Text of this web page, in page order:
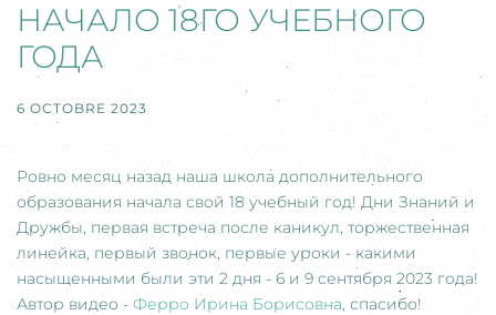
НАЧАЛО 18ГО УЧЕБНОГО
ГОДА
6 OCTOBRE 2023
Ровно месяц назад наша школа дополнительного
образования начала свой 18 учебный год! Дни Знаний и
Дружбы, первая встреча после каникул, торжественная
линейка, первый звонок, первые уроки - какими
насыщенными были эти 2 дня - 6 и 9 сентября 2023 года!
Автор видео - Ферро Ирина Борисовна, спасибо!